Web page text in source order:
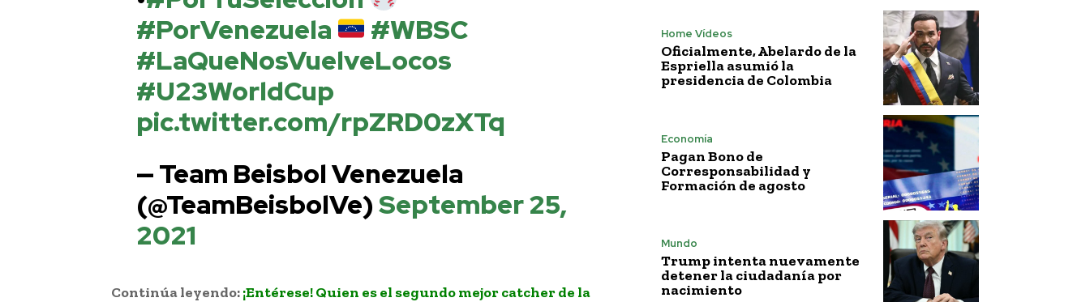
#PorVenezuela
#WBSC
#LaQueNosVuelveLocos
#U23WorldCup
pic.twitter.com/rpZRD0zXTq
— Team Beisbol Venezuela
(@TeamBeisbolVe)September 25,
2021
Continúa leyendo:¡Entérese! Quien es el segundo mejor catcher de la
Home Vídeos
Oficialmente, Abelardo de la
Espriella asumió la
presidencia de Colombia
Economía
Pagan Bono de
Corresponsabilidad y
Formación de agosto
Mundo
Trump intenta nuevamente
detener la ciudadanía por
nacimiento